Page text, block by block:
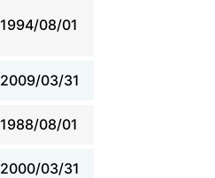
1994/08/01
2009/03/31
1988/08/01
2000/03/31